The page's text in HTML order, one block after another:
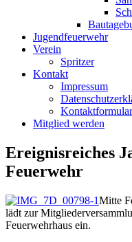
Jugendfeuerwehr
Verein
Spritzer
Kontakt
Impressum
Kontaktformular
Mitglied werden
Ereignisreiches
Feuerwehr
Mitte
lädt zur
Feuerwehrhaus ein.